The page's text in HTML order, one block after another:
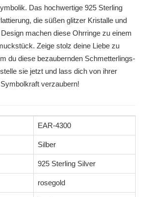
Das hochwertige 925 Sterling
die süßen glitzer Kristalle und
machen diese Ohrringe zu einem
Zeige stolz deine Liebe zu
du diese bezaubernden Schmetterlings-
sie jetzt und lass dich von ihrer
verzaubern!
EAR-4300
Silber
925 Sterling Silver
rosegold